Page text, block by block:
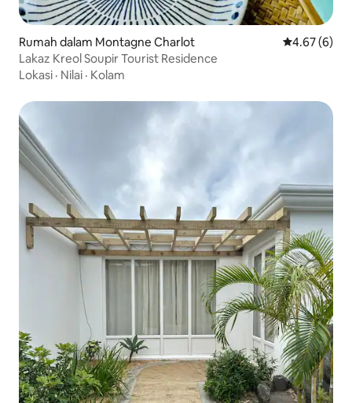
Rumah dalam Montagne Charlot Penarafan
4.67 (6)
Lakaz Kreol Soupir Tourist Residence
Lokasi · Nilai · Kolam